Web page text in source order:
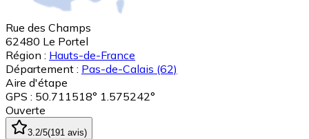
Rue des Champs
62480 Le Portel
Région : Hauts-de-France
Département : Pas-de-Calais (62)
Aire d'étape
GPS : 50.711518° 1.575242°
Ouverte
3.2/5(191 avis)